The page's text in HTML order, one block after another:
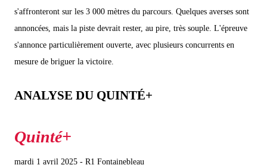
s'affronteront sur les 3 000 mètres du parcours. Quelques averses sont
annoncées, mais la piste devrait rester, au pire, très souple. L'épreuve
s'annonce particulièrement ouverte, avec plusieurs concurrents en
mesure de briguer la victoire.
ANALYSE DU QUINTÉ+
mardi 1 avril 2025 - R1 Fontainebleau